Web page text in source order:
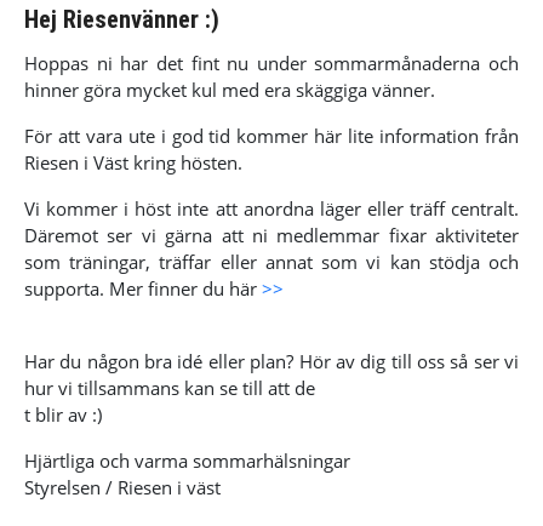
Hej Riesenvänner :)
Hoppas ni har det fint nu under sommarmånaderna och
hinner göra mycket kul med era skäggiga vänner.
För att vara ute i god tid kommer här lite information från
Riesen i Väst kring hösten.
Vi kommer i höst inte att anordna läger eller träff centralt.
Däremot ser vi gärna att ni medlemmar fixar aktiviteter
som träningar, träffar eller annat som vi kan stödja och
supporta. Mer finner du här >>
Har du någon bra idé eller plan? Hör av dig till oss så ser vi
hur vi tillsammans kan se till att de
t blir av :)
Hjärtliga och varma sommarhälsningar
Styrelsen / Riesen i väst